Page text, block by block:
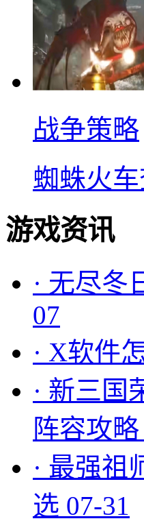
战争策略
蜘蛛火
游戏资讯
· 无尽冬
07
· X软件
· 新三国
阵容攻略
· 最强祖
选 07-31